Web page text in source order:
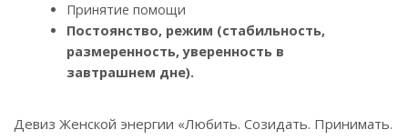
Принятие помощи
Постоянство, режим (стабильность,
размеренность, уверенность в
завтрашнем дне).
Девиз Женской энергии «Любить. Созидать. Принимать.